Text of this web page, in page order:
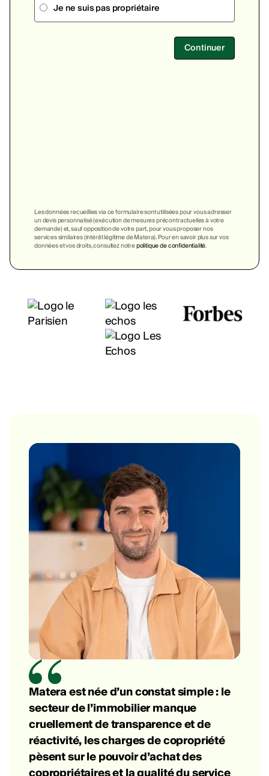
Je ne suis pas propriétaire
Continuer
Les données recueillies via ce formulaire sont utilisées pour vous adresser
un devis personnalisé (exécution de mesures précontractuelles à votre
demande) et, sauf opposition de votre part, pour vous proposer nos
services similaires (intérêt légitime de Matera). Pour en savoir plus sur vos
données et vos droits, consultez notrepolitique de confidentialité.
Matera est née d’un constat simple : le
secteur de l’immobilier manque
cruellement de transparence et de
réactivité, les charges de copropriété
pèsent sur le pouvoir d’achat des